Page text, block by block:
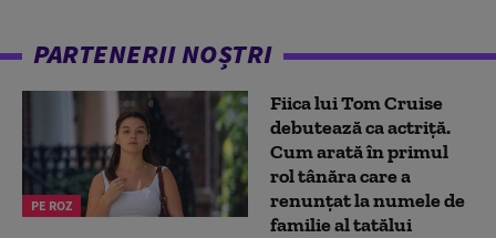
PARTENERII NOȘTRI
PE ROZ
Fiica lui Tom Cruise
debutează ca actriță.
Cum arată în primul
rol tânăra care a
renunțat la numele de
familie al tatălui